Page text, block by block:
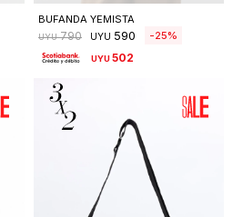
BUFANDA YEMISTA
UYU 790 UYU 590 25
UYU502